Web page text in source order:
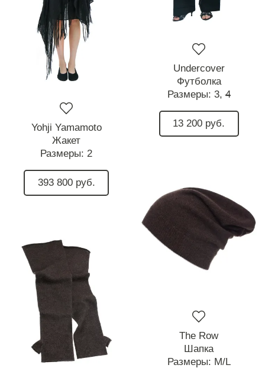
Yohji Yamamoto
Жакет
Размеры: 2
393 800 руб.
Undercover
Футболка
Размеры: 3, 4
13 200 руб.
The Row
Шапка
Размеры: M/L